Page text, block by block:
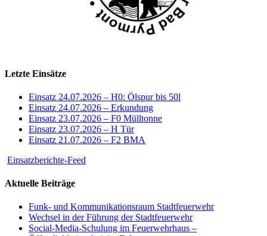
Letzte Einsätze
Einsatz 24.07.2026 – H0: Ölspur bis 50l
Einsatz 24.07.2026 – Erkundung
Einsatz 23.07.2026 – F0 Mülltonne
Einsatz 23.07.2026 – H Tür
Einsatz 21.07.2026 – F2 BMA
Einsatzberichte-Feed
Aktuelle Beiträge
Funk- und Kommunikationsraum Stadtfeuerwehr
Wechsel in der Führung der Stadtfeuerwehr
Social-Media-Schulung im Feuerwehrhaus –